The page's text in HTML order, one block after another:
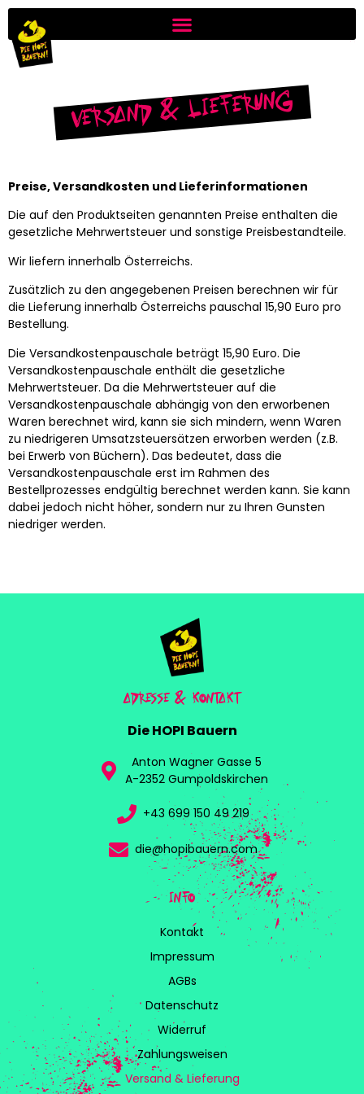
Versand & Lieferung
Preise, Versandkosten und Lieferinformationen
Die auf den Produktseiten genannten Preise enthalten die
gesetzliche Mehrwertsteuer und sonstige Preisbestandteile.
Wir liefern innerhalb Österreichs.
Zusätzlich zu den angegebenen Preisen berechnen wir für
die Lieferung innerhalb Österreichs pauschal 15,90 Euro pro
Bestellung.
Die Versandkostenpauschale beträgt 15,90 Euro. Die
Versandkostenpauschale enthält die gesetzliche
Mehrwertsteuer. Da die Mehrwertsteuer auf die
Versandkostenpauschale abhängig von den erworbenen
Waren berechnet wird, kann sie sich mindern, wenn Waren
zu niedrigeren Umsatzsteuersätzen erworben werden (z.B.
bei Erwerb von Büchern). Das bedeutet, dass die
Versandkostenpauschale erst im Rahmen des
Bestellprozesses endgültig berechnet werden kann. Sie kann
dabei jedoch nicht höher, sondern nur zu Ihren Gunsten
niedriger werden.
ADRESSE & KONTAKT
Die HOPI Bauern
Anton Wagner Gasse 5
A-2352 Gumpoldskirchen
+43 699 150 49 219
die@hopibauern.com
INFO
Kontakt
Impressum
AGBs
Datenschutz
Widerruf
Zahlungsweisen
Versand & Lieferung